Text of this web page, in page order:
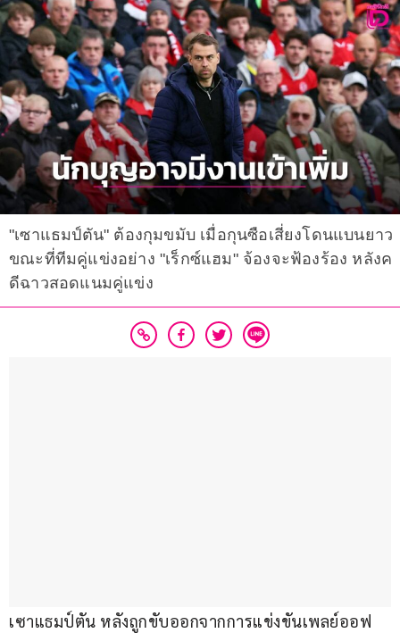
"เซาแธมป์ตัน" ต้องกุมขมับ เมื่อกุนซือเสี่ยงโดนแบนยาว
ขณะที่ทีมคู่แข่งอย่าง "เร็กซ์แฮม" จ้องจะฟ้องร้อง หลังค
ดีฉาวสอดแนมคู่แข่ง
เซาแธมป์ตัน หลังถูกขับออกจากการแข่งขันเพลย์ออฟ